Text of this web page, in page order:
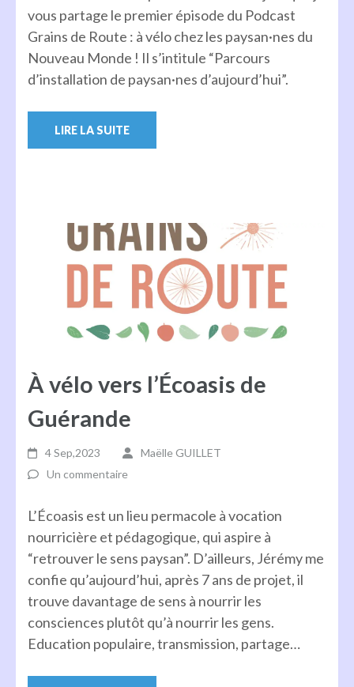
vous partage le premier épisode du Podcast
Grains de Route : à vélo chez les paysan·nes du
Nouveau Monde ! Il s’intitule “Parcours
d’installation de paysan·nes d’aujourd’hui”.
LIRE LA SUITE
À vélo vers l’Écoasis de
Guérande
4 Sep,2023
Maëlle GUILLET
Un commentaire
L’Écoasis est un lieu permacole à vocation
nourricière et pédagogique, qui aspire à
“retrouver le sens paysan”. D’ailleurs, Jérémy me
confie qu’aujourd’hui, après 7 ans de projet, il
trouve davantage de sens à nourrir les
consciences plutôt qu’à nourrir les gens.
Education populaire, transmission, partage…